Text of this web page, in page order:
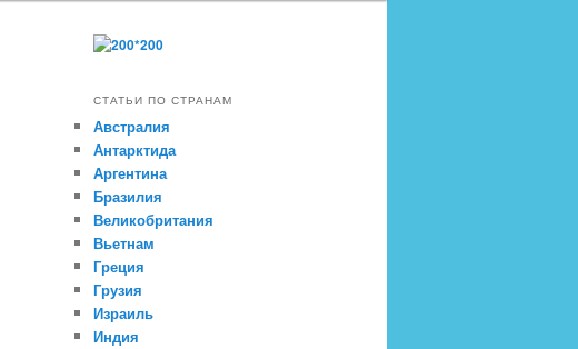
СТАТЬИ ПО СТРАНАМ
Австралия
Антарктида
Аргентина
Бразилия
Великобритания
Вьетнам
Греция
Грузия
Израиль
Индия